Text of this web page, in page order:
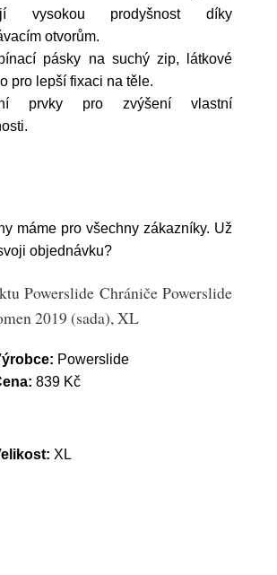
vysokou prodyšnost díky
otvorům.
pásky na suchý zip, látkové
pro lepší fixaci na těle.
prvky pro zvýšení vlastní
máme pro všechny zákazníky. Už
objednávku?
Powerslide Chrániče Powerslide
2019 (sada), XL
Powerslide
839 Kč
XL